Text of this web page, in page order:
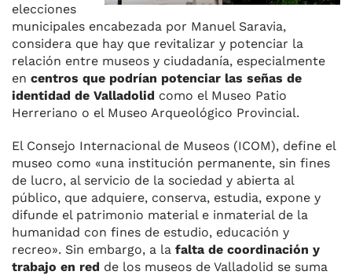
elecciones
municipales encabezada por Manuel Saravia,
considera que hay que revitalizar y potenciar la
relación entre museos y ciudadanía, especialmente
en centros que podrían potenciar las señas de
identidad de Valladolid como el Museo Patio
Herreriano o el Museo Arqueológico Provincial.
El Consejo Internacional de Museos (ICOM), define el
museo como «una institución permanente, sin fines
de lucro, al servicio de la sociedad y abierta al
público, que adquiere, conserva, estudia, expone y
difunde el patrimonio material e inmaterial de la
humanidad con fines de estudio, educación y
recreo». Sin embargo, a la falta de coordinación y
trabajo en red de los museos de Valladolid se suma